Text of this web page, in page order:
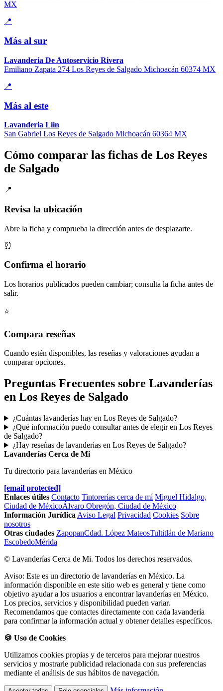
MX
📍
Más al sur
Lavanderia De Autoservicio Rivera
Emiliano Zapata 274 Los Reyes de Salgado Michoacán 60374 MX
📍
Más al este
Lavanderia Liin
San Gabriel Los Reyes de Salgado Michoacán 60364 MX
Cómo comparar las fichas de Los Reyes
de Salgado
📍
Revisa la ubicación
Abre la ficha y comprueba la dirección antes de desplazarte.
⏰
Confirma el horario
Los horarios publicados pueden cambiar; consulta la ficha antes de
salir.
⭐
Compara reseñas
Cuando estén disponibles, las reseñas y valoraciones ayudan a
comparar opciones.
Preguntas Frecuentes sobre Lavanderías
en Los Reyes de Salgado
¿Cuántas lavanderías hay en Los Reyes de Salgado?
¿Qué información puedo consultar antes de elegir en Los Reyes
de Salgado?
¿Hay reseñas de lavanderías en Los Reyes de Salgado?
Lavanderías Cerca de Mi
Tu directorio para lavanderías en México
[email protected]
Enlaces útiles Contacto Tintorerías cerca de mí Miguel Hidalgo,
Ciudad de MéxicoÁlvaro Obregón, Ciudad de México
Información Jurídica Aviso Legal Privacidad Cookies Sobre
nosotros
Otras ciudades ZapopanCdad. López MateosTultitlán de Mariano
EscobedoMérida
© Lavanderías Cerca de Mi. Todos los derechos reservados.
Aviso: Este es un directorio de lavanderías en México. La
información disponible en este sitio web es general y tiene como
objetivo ayudar a los usuarios a encontrar lavanderías en México.
Los precios, servicios y disponibilidad pueden variar.
Recomendamos que contactes directamente con cada lavandería
para confirmar la información actual y obtener detalles específicos.
🍪 Uso de Cookies
Utilizamos cookies propias y de terceros para mejorar nuestros
servicios y mostrarle publicidad relacionada con sus preferencias
mediante el análisis de sus hábitos de navegación.